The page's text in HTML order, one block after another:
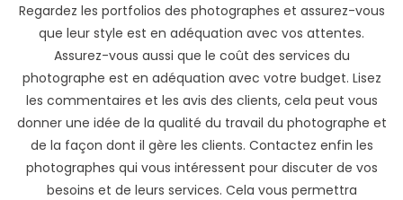
Regardez les portfolios des photographes et assurez-vous
que leur style est en adéquation avec vos attentes.
Assurez-vous aussi que le coût des services du
photographe est en adéquation avec votre budget. Lisez
les commentaires et les avis des clients, cela peut vous
donner une idée de la qualité du travail du photographe et
de la façon dont il gère les clients. Contactez enfin les
photographes qui vous intéressent pour discuter de vos
besoins et de leurs services. Cela vous permettra